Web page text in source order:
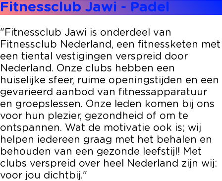
e
s
s
c
l
u
b
J
a
w
i
-
P
a
d
t
n
e
s
s
c
l
u
b
J
a
w
i
-
P
i
t
n
e
s
s
c
l
u
b
J
a
w
i
-
e
s
s
c
l
u
b
J
a
w
i
-
P
a
d
F
i
t
n
e
s
s
c
l
u
b
J
a
w
i
Fitnessclub Jawi - Padel
"Fitnessclub Jawi is onderdeel van
Fitnessclub Nederland, een fitnessketen met
een tiental vestigingen verspreid door
Nederland. Onze clubs hebben een
huiselijke sfeer, ruime openingstijden en een
gevarieerd aanbod van fitnessapparatuur
en groepslessen. Onze leden komen bij ons
voor hun plezier, gezondheid of om te
ontspannen. Wat de motivatie ook is; wij
helpen iedereen graag met het behalen en
behouden van een gezonde leefstijl! Met
clubs verspreid over heel Nederland zijn wij:
voor jou dichtbij."